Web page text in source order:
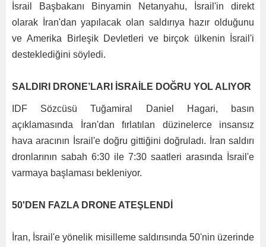
İsrail Başbakanı Binyamin Netanyahu, İsrail'in direkt
olarak İran'dan yapılacak olan saldırıya hazır olduğunu
ve Amerika Birleşik Devletleri ve birçok ülkenin İsrail'i
desteklediğini söyledi.
SALDIRI DRONE’LARI İSRAİLE DOĞRU YOL ALIYOR
IDF Sözcüsü Tuğamiral Daniel Hagari, basın
açıklamasında İran'dan fırlatılan düzinelerce insansız
hava aracının İsrail'e doğru gittiğini doğruladı. İran saldırı
dronlarının sabah 6:30 ile 7:30 saatleri arasında İsrail'e
varmaya başlaması bekleniyor.
50'DEN FAZLA DRONE ATEŞLENDİ
İran, İsrail'e yönelik misilleme saldırısında 50'nin üzerinde